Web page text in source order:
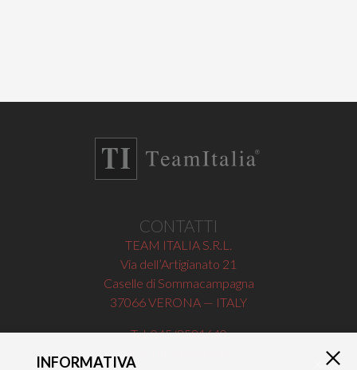
CONTATTI
TEAM ITALIA S.R.L.
Via dell’Artigianato 21
Caselle di Sommacampagna
37066 VERONA — ITALY
Tel 045/8581640
Fax 045/8581650
INFORMATIVA